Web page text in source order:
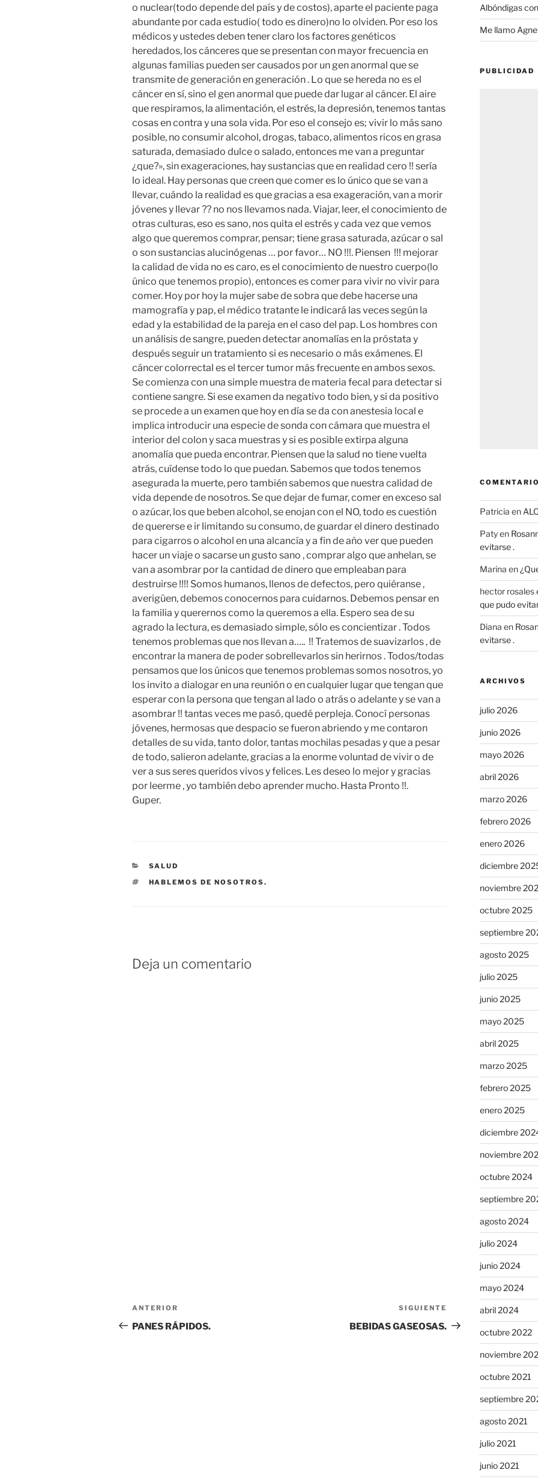
o nuclear(todo depende del país y de costos), aparte el paciente paga
abundante por cada estudio( todo es dinero)no lo olviden. Por eso los
médicos y ustedes deben tener claro los factores genéticos
heredados, los cánceres que se presentan con mayor frecuencia en
algunas familias pueden ser causados por un gen anormal que se
transmite de generación en generación . Lo que se hereda no es el
cáncer en sí, sino el gen anormal que puede dar lugar al cáncer. El aire
que respiramos, la alimentación, el estrés, la depresión, tenemos tantas
cosas en contra y una sola vida. Por eso el consejo es; vivir lo más sano
posible, no consumir alcohol, drogas, tabaco, alimentos ricos en grasa
saturada, demasiado dulce o salado, entonces me van a preguntar
¿que?», sin exageraciones, hay sustancias que en realidad cero !! sería
lo ideal. Hay personas que creen que comer es lo único que se van a
llevar, cuándo la realidad es que gracias a esa exageración, van a morir
jóvenes y llevar ?? no nos llevamos nada. Viajar, leer, el conocimiento de
otras culturas, eso es sano, nos quita el estrés y cada vez que vemos
algo que queremos comprar, pensar; tiene grasa saturada, azúcar o sal
o son sustancias alucinógenas … por favor… NO !!!. Piensen !!! mejorar
la calidad de vida no es caro, es el conocimiento de nuestro cuerpo(lo
único que tenemos propio), entonces es comer para vivir no vivir para
comer. Hoy por hoy la mujer sabe de sobra que debe hacerse una
mamografía y pap, el médico tratante le indicará las veces según la
edad y la estabilidad de la pareja en el caso del pap. Los hombres con
un análisis de sangre, pueden detectar anomalías en la próstata y
después seguir un tratamiento si es necesario o más exámenes. El
cáncer colorrectal es el tercer tumor más frecuente en ambos sexos.
Se comienza con una simple muestra de materia fecal para detectar si
contiene sangre. Si ese examen da negativo todo bien, y si da positivo
se procede a un examen que hoy en día se da con anestesia local e
implica introducir una especie de sonda con cámara que muestra el
interior del colon y saca muestras y si es posible extirpa alguna
anomalía que pueda encontrar. Piensen que la salud no tiene vuelta
atrás, cuídense todo lo que puedan. Sabemos que todos tenemos
asegurada la muerte, pero también sabemos que nuestra calidad de
vida depende de nosotros. Se que dejar de fumar, comer en exceso sal
o azúcar, los que beben alcohol, se enojan con el NO, todo es cuestión
de quererse e ir limitando su consumo, de guardar el dinero destinado
para cigarros o alcohol en una alcancía y a fin de año ver que pueden
hacer un viaje o sacarse un gusto sano , comprar algo que anhelan, se
van a asombrar por la cantidad de dinero que empleaban para
destruirse !!!! Somos humanos, llenos de defectos, pero quiéranse ,
averigüen, debemos conocernos para cuidarnos. Debemos pensar en
la familia y querernos como la queremos a ella. Espero sea de su
agrado la lectura, es demasiado simple, sólo es concientizar . Todos
tenemos problemas que nos llevan a….. !! Tratemos de suavizarlos , de
encontrar la manera de poder sobrellevarlos sin herirnos . Todos/todas
pensamos que los únicos que tenemos problemas somos nosotros, yo
los invito a dialogar en una reunión o en cualquier lugar que tengan que
esperar con la persona que tengan al lado o atrás o adelante y se van a
asombrar !! tantas veces me pasó, quedé perpleja. Conocí personas
jóvenes, hermosas que despacio se fueron abriendo y me contaron
detalles de su vida, tanto dolor, tantas mochilas pesadas y que a pesar
de todo, salieron adelante, gracias a la enorme voluntad de vivir o de
ver a sus seres queridos vivos y felices. Les deseo lo mejor y gracias
por leerme , yo también debo aprender mucho. Hasta Pronto !!.
Guper.
CATEGORÍAS
SALUD
ETIQUETAS
HABLEMOS DE NOSOTROS.
Deja un comentario
Navegación
de
Entrada
anterior:
ANTERIOR
PANES RÁPIDOS.
Siguiente
entrada
SIGUIENTE
BEBIDAS GASEOSAS.
Albóndigas
Me llamo
PUBLICIDAD
Patricia en
Patyen
evitarse .
Marina en
hector rosales
que pudo
Diana en
evitarse .
ARCHIVOS
julio 2026
junio 2026
mayo 2026
abril 2026
marzo 2026
febrero 2026
enero 2026
diciembre
noviembre
octubre 2025
septiembre
agosto 2025
julio 2025
junio 2025
mayo 2025
abril 2025
marzo 2025
febrero 2025
enero 2025
diciembre
noviembre
octubre 2024
septiembre
agosto 2024
julio 2024
junio 2024
mayo 2024
abril 2024
octubre 2022
noviembre
octubre 2021
septiembre
agosto 2021
julio 2021
junio 2021